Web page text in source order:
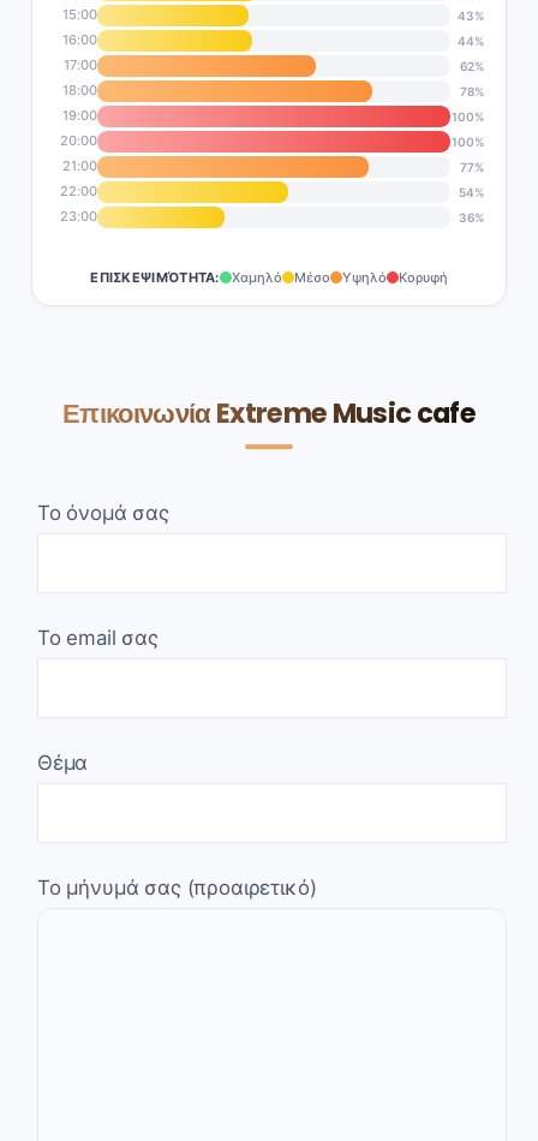
15:00 43%
16:00 44%
17:00 62%
18:00 78%
19:00 100%
20:00 100%
21:00 77%
22:00 54%
23:00 36%
ΕΠΙΣΚΕΨΙΜΌΤΗΤΑ: Χαμηλό Μέσο Υψηλό Κορυφή
Επικοινωνία Extreme Music cafe
Το όνομά σας
Το email σας
Θέμα
Το μήνυμά σας (προαιρετικό)